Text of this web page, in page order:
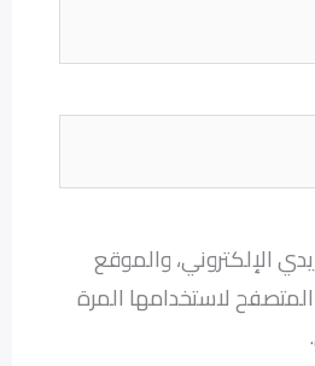
الإلكتروني، والموقع
لاستخدامها المرة